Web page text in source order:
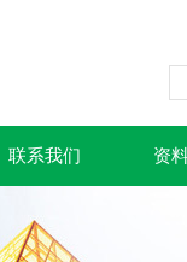
联系我们 资